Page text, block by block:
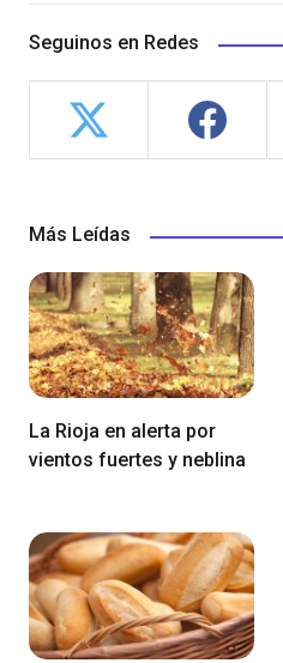
Seguinos en Redes
Más Leídas
La Rioja en alerta por
vientos fuertes y neblina